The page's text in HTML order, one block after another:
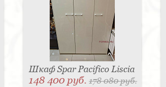
Шкаф Spar Pacifico Liscia
148 400 руб. 178 080 руб.